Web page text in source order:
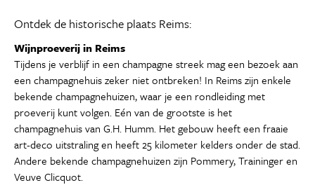
Ontdek de historische plaats Reims:
Wijnproeverij in Reims
Tijdens je verblijf in een champagne streek mag een bezoek aan
een champagnehuis zeker niet ontbreken! In Reims zijn enkele
bekende champagnehuizen, waar je een rondleiding met
proeverij kunt volgen. Eén van de grootste is het
champagnehuis van G.H. Humm. Het gebouw heeft een fraaie
art-deco uitstraling en heeft 25 kilometer kelders onder de stad.
Andere bekende champagnehuizen zijn Pommery, Traininger en
Veuve Clicquot.